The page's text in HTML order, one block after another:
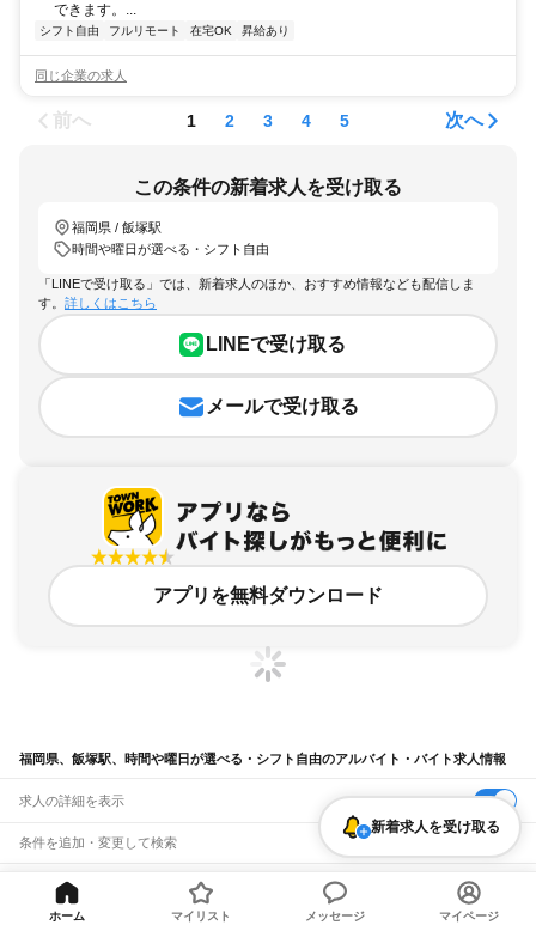
できます。...
シフト自由 フルリモート 在宅OK 昇給あり
同じ企業の求人
前へ 1 2 3 4 5 次へ
この条件の新着求人を受け取る
福岡県 / 飯塚駅
時間や曜日が選べる・シフト自由
「LINEで受け取る」では、新着求人のほか、おすすめ情報なども配信しま
す。 詳しくはこちら
LINEで受け取る
メールで受け取る
アプリを無料ダウンロード
福岡県、飯塚駅、時間や曜日が選べる・シフト自由のアルバイト・バイト求人情報
求人の詳細を表示
条件を追加・変更して検索
市区町村を追加・変更
福岡県
駅を追加・変更
関連キーワード
完全在宅ワーク 全国 シール貼り 在宅 現在地周辺ガチャガチャ
犬カフェ
新着求人を受け取る
ホーム マイリスト メッセージ マイページ